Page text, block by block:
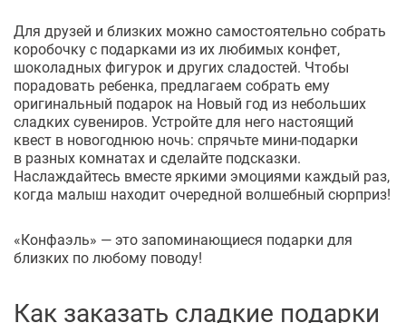
Для друзей и близких можно самостоятельно собрать
коробочку с подарками из их любимых конфет,
шоколадных фигурок и других сладостей. Чтобы
порадовать ребенка, предлагаем собрать ему
оригинальный подарок на Новый год из небольших
сладких сувениров. Устройте для него настоящий
квест в новогоднюю ночь: спрячьте мини-подарки
в разных комнатах и сделайте подсказки.
Наслаждайтесь вместе яркими эмоциями каждый раз,
когда малыш находит очередной волшебный сюрприз!
«Конфаэль» — это запоминающиеся подарки для
близких по любому поводу!
Как заказать сладкие подарки